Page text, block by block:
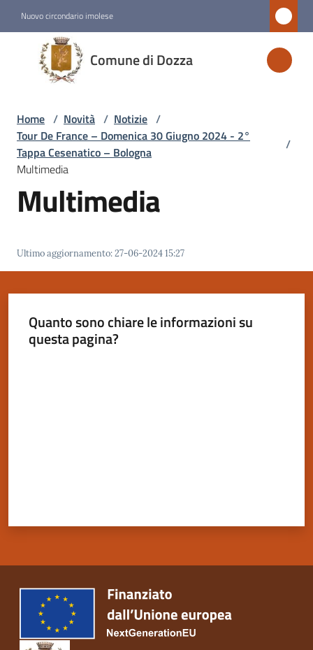
Nuovo circondario imolese
Comune di Dozza
Comune
di
Dozza
Amministrazione
Novità
Menu selezionato
Dozza
su
Home / Novità / Notizie /
Tour De France – Domenica 30 Giugno 2024 - 2°
Tappa Cesenatico – Bologna
/
Multimedia
Multimedia
Ultimo aggiornamento:27-06-2024 15:27
Quanto sono chiare le informazioni su
questa pagina?